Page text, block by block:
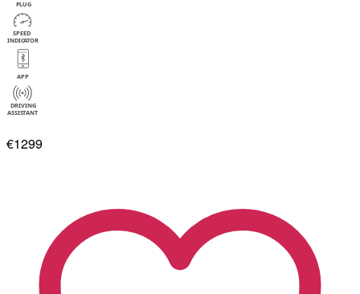
€1299